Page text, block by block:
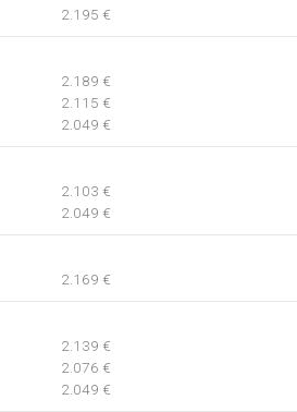
2.195 €
2.189 €
2.115 €
2.049 €
2.103 €
2.049 €
2.169 €
2.139 €
2.076 €
2.049 €